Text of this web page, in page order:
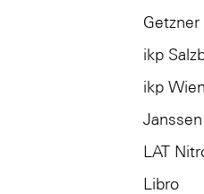
Getzner
ikp
ikp Wien
Janssen
LAT
Libro